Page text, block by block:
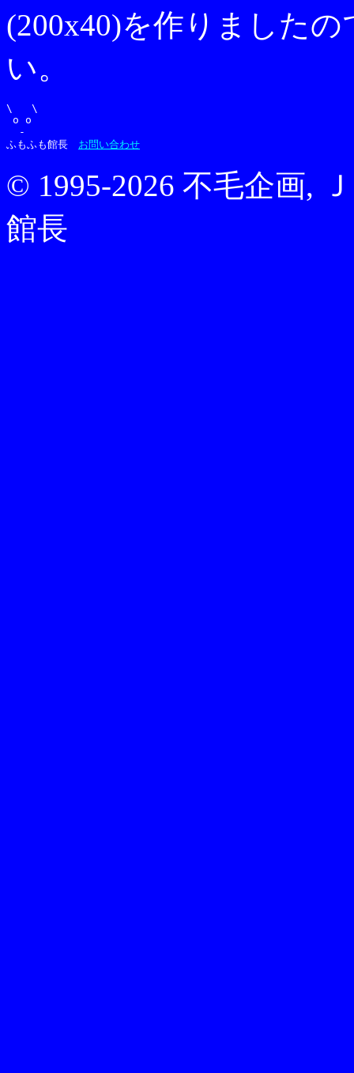
(200x40)を作りました
い。
\   \
o o
  -
ふもふも館長 お問い合わせ
© 1995-2026 不毛企画,
館長